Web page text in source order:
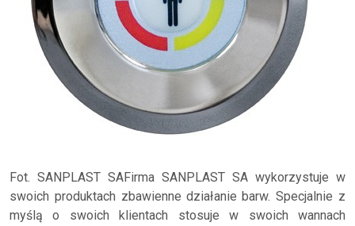
Fot. SANPLAST SAFirma SANPLAST SA wykorzystuje w
swoich produktach zbawienne działanie barw. Specjalnie z
myślą o swoich klientach stosuje w swoich wannach